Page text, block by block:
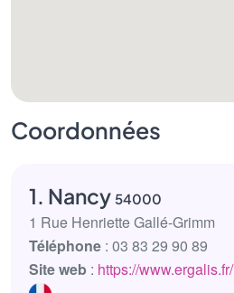
Coordonnées
1. Nancy 54000
1 Rue Henriette Gallé-Grimm
Téléphone : 03 83 29 90 89
Site web : https://www.ergalis.fr/